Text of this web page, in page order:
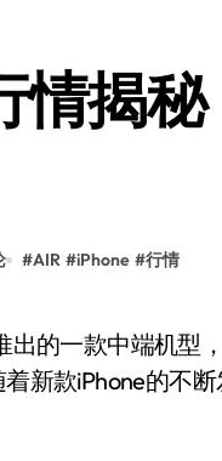
情揭
#AIR #iPhone #行情
新款iPhone的不